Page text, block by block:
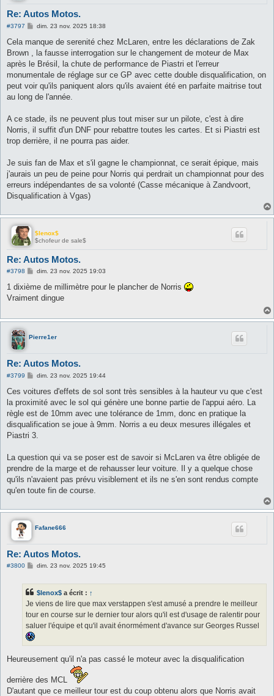
Re: Autos Motos.
#3797
M
s
a
g
dim. 23 nov. 2025 18:38
Cela manque de serenité chez McLaren, entre les déclarations de Zak
Brown , la fausse interrogation sur le changement de moteur de Max
après le Brésil, la chute de performance de Piastri et l'erreur
monumentale de réglage sur ce GP avec cette double disqualification, on
peut voir qu'ils paniquent alors qu'ils avaient été en parfaite maitrise tout
au long de l'année.
A ce stade, ils ne peuvent plus tout miser sur un pilote, c'est à dire
Norris, il suffit d'un DNF pour rebattre toutes les cartes. Et si Piastri est
trop derrière, il ne pourra pas aider.
Je suis fan de Max et s'il gagne le championnat, ce serait épique, mais
j'aurais un peu de peine pour Norris qui perdrait un championnat pour des
erreurs indépendantes de sa volonté (Casse mécanique à Zandvoort,
Disqualification à Vgas)
$lenox$
$chofeur de sale$
Re: Autos Motos.
#3798
M
s
a
dim. 23 nov. 2025 19:03
1 dixième de millimètre pour le plancher de Norris
Vraiment dingue
Pierre1er
Re: Autos Motos.
#3799
M
s
a
g
dim. 23 nov. 2025 19:44
Ces voitures d'effets de sol sont très sensibles à la hauteur vu que c'est
la proximité avec le sol qui génère une bonne partie de l'appui aéro. La
règle est de 10mm avec une tolérance de 1mm, donc en pratique la
disqualification se joue à 9mm. Norris a eu deux mesures illégales et
Piastri 3.
La question qui va se poser est de savoir si McLaren va être obligée de
prendre de la marge et de rehausser leur voiture. Il y a quelque chose
qu'ils n'avaient pas prévu visiblement et ils ne s'en sont rendus compte
qu'en toute fin de course.
Fafane666
Re: Autos Motos.
#3800
M
a
g
dim. 23 nov. 2025 19:45
$lenox$ a écrit : ↑
Je viens de lire que max verstappen s'est amusé a prendre le meilleur
tour en course sur le dernier tour alors qu'il est d'usage de ralentir pour
saluer l'équipe et qu'il avait énormément d'avance sur Georges Russel
Heureusement qu'il n'a pas cassé le moteur avec la disqualification
derrière des MCL
D'autant que ce meilleur tour est du coup obtenu alors que Norris avait